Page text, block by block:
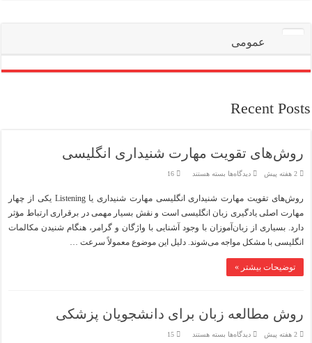
عمومی
Recent Posts
روش‌های تقویت مهارت شنیداری انگلیسی
2 هفته پیش دیدگاه‌ها برای
مهارت
انگلیسی
بسته هستند 16
روش‌های تقویت مهارت شنیداری انگلیسی مهارت شنیداری یا Listening یکی از چهار
مهارت اصلی یادگیری زبان انگلیسی است و نقش بسیار مهمی در برقراری ارتباط مؤثر
دارد. بسیاری از زبان‌آموزان با وجود آشنایی با واژگان و گرامر، هنگام شنیدن مکالمات
انگلیسی با مشکل مواجه می‌شوند. دلیل این موضوع معمولاً سرعت …
توضیحات بیشتر »
روش مطالعه زبان برای دانشجویان پزشکی
2 هفته پیش دیدگاه‌ها برای
بسته هستند 15